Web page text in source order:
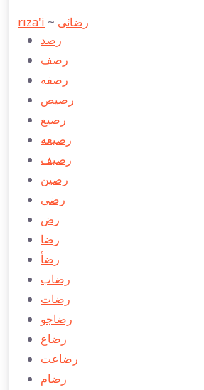
rıza'i ~ رضائی
رصد
رصف
رصفه
رصيص
رصيع
رصیعه
رصيف
رصین
رضی
رض
رضا
رضأ
رضاب
رضات
رضاجو
رضاع
رضاعت
رضام